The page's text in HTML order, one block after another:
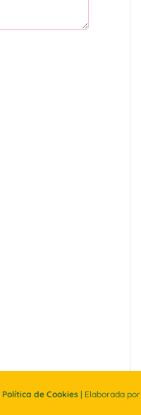
Política de Cookies| Elaborada por